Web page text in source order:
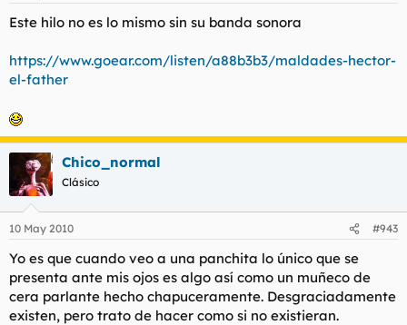
Este hilo no es lo mismo sin su banda sonora
https://www.goear.com/listen/a88b3b3/maldades-hector-
el-father
Chico_normal
Clásico
10 May 2010 #943
Yo es que cuando veo a una panchita lo único que se
presenta ante mis ojos es algo así como un muñeco de
cera parlante hecho chapuceramente. Desgraciadamente
existen, pero trato de hacer como si no existieran.